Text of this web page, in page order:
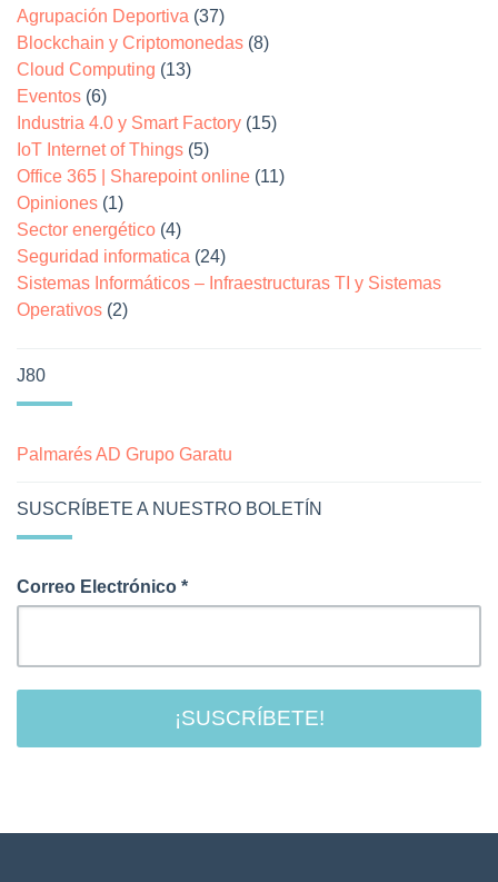
Agrupación Deportiva (37)
Blockchain y Criptomonedas (8)
Cloud Computing (13)
Eventos (6)
Industria 4.0 y Smart Factory (15)
IoT Internet of Things (5)
Office 365 | Sharepoint online (11)
Opiniones (1)
Sector energético (4)
Seguridad informatica (24)
Sistemas Informáticos – Infraestructuras TI y Sistemas
Operativos (2)
J80
Palmarés AD Grupo Garatu
SUSCRÍBETE A NUESTRO BOLETÍN
Correo Electrónico *